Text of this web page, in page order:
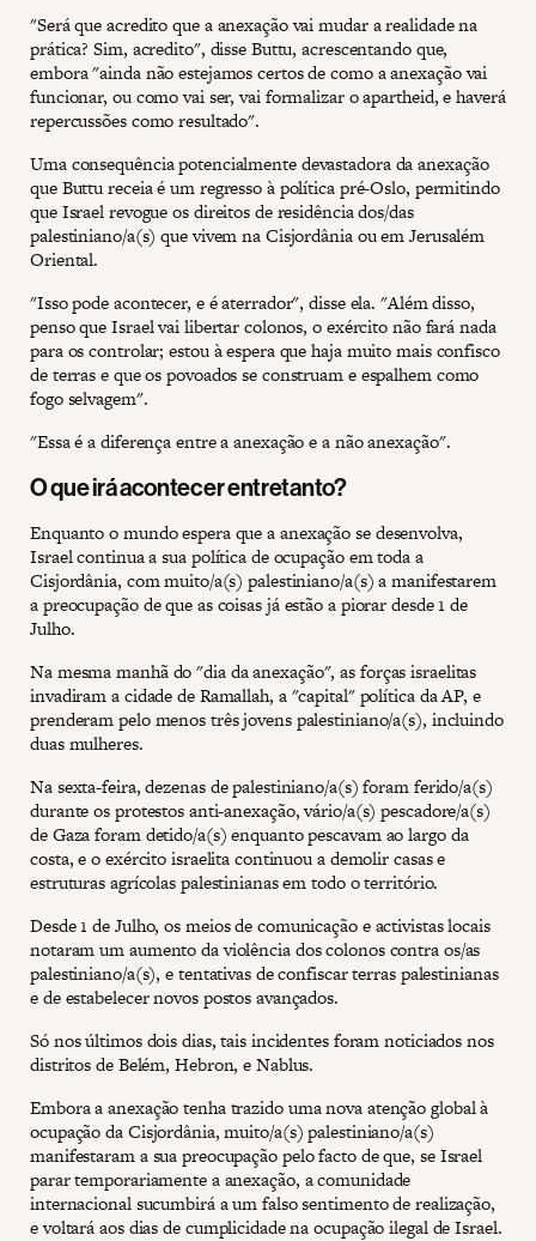
"Será que acredito que a anexação vai mudar a realidade na
prática? Sim, acredito", disse Buttu, acrescentando que,
embora "ainda não estejamos certos de como a anexação vai
funcionar, ou como vai ser, vai formalizar o apartheid, e haverá
repercussões como resultado".
Uma consequência potencialmente devastadora da anexação
que Buttu receia é um regresso à política pré-Oslo, permitindo
que Israel revogue os direitos de residência dos/das
palestiniano/a(s) que vivem na Cisjordânia ou em Jerusalém
Oriental.
"Isso pode acontecer, e é aterrador", disse ela. "Além disso,
penso que Israel vai libertar colonos, o exército não fará nada
para os controlar; estou à espera que haja muito mais confisco
de terras e que os povoados se construam e espalhem como
fogo selvagem".
"Essa é a diferença entre a anexação e a não anexação".
O que irá acontecer entretanto?
Enquanto o mundo espera que a anexação se desenvolva,
Israel continua a sua política de ocupação em toda a
Cisjordânia, com muito/a(s) palestiniano/a(s) a manifestarem
a preocupação de que as coisas já estão a piorar desde 1 de
Julho.
Na mesma manhã do "dia da anexação", as forças israelitas
invadiram a cidade de Ramallah, a "capital" política da AP, e
prenderam pelo menos três jovens palestiniano/a(s), incluindo
duas mulheres.
Na sexta-feira, dezenas de palestiniano/a(s) foram ferido/a(s)
durante os protestos anti-anexação, vário/a(s) pescadore/a(s)
de Gaza foram detido/a(s) enquanto pescavam ao largo da
costa, e o exército israelita continuou a demolir casas e
estruturas agrícolas palestinianas em todo o território.
Desde 1 de Julho, os meios de comunicação e activistas locais
notaram um aumento da violência dos colonos contra os/as
palestiniano/a(s), e tentativas de confiscar terras palestinianas
e de estabelecer novos postos avançados.
Só nos últimos dois dias, tais incidentes foram noticiados nos
distritos de Belém, Hebron, e Nablus.
Embora a anexação tenha trazido uma nova atenção global à
ocupação da Cisjordânia, muito/a(s) palestiniano/a(s)
manifestaram a sua preocupação pelo facto de que, se Israel
parar temporariamente a anexação, a comunidade
internacional sucumbirá a um falso sentimento de realização,
e voltará aos dias de cumplicidade na ocupação ilegal de Israel.